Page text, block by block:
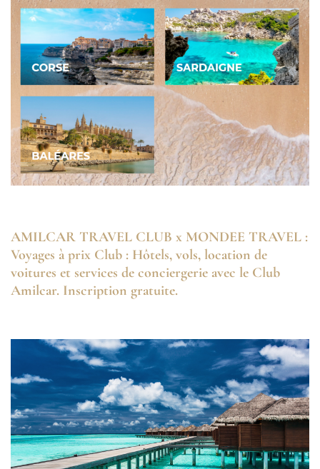
AMILCAR TRAVEL CLUB x MONDEE TRAVEL :
Voyages à prix Club : Hôtels, vols, location de
voitures et services de conciergerie avec le Club
Amilcar. Inscription gratuite.